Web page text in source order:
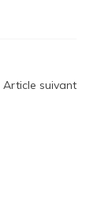
Article suivant